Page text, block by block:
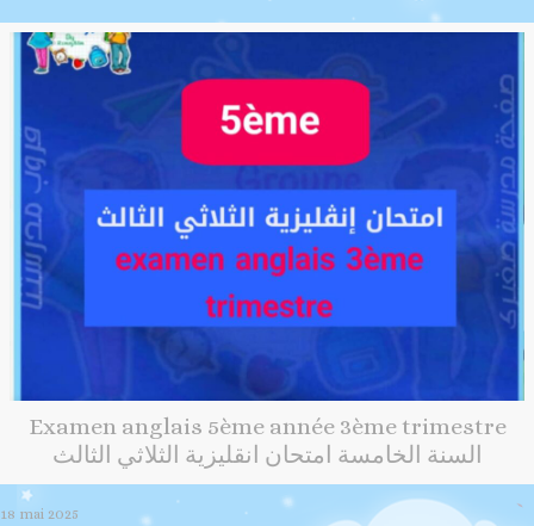
Examen anglais 5ème année 3ème trimestre
السنة الخامسة امتحان انقليزية الثلاثي الثالث
18 mai 2025